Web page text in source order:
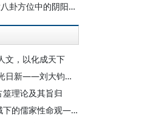
夏世华：“帝出乎震”章八卦方位中的阴阳之理
文，以化成天下
赵建永：乾乾不息 辉光日新——刘大钧的易学研究
理论及其旨归
陈明：王船山气论视域下的儒家性命观——以《周易外传·困》的诠释为中心